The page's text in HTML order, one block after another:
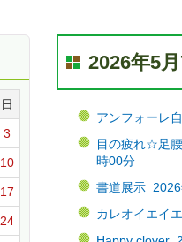
日
3
10
17
24
2026年5
アンフォーレ
目の疲れ☆足
時00分
書道展示
カレオイエイ